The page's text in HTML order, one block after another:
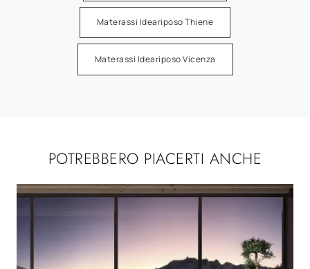
Materassi Ideariposo Thiene
Materassi Ideariposo Vicenza
POTREBBERO PIACERTI ANCHE